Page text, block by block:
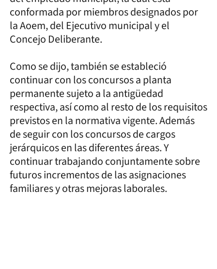
conformada por miembros designados por
la Aoem, del Ejecutivo municipal y el
Concejo Deliberante.
Como se dijo, también se estableció
continuar con los concursos a planta
permanente sujeto a la antigüedad
respectiva, así como al resto de los requisitos
previstos en la normativa vigente. Además
de seguir con los concursos de cargos
jerárquicos en las diferentes áreas. Y
continuar trabajando conjuntamente sobre
futuros incrementos de las asignaciones
familiares y otras mejoras laborales.